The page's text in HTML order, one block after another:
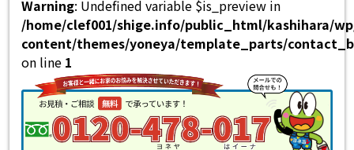
Warning: Undefined variable $is_preview in
/home/clef001/shige.info/public_html/kashihara/
content/themes/yoneya/template_parts/
on line 1